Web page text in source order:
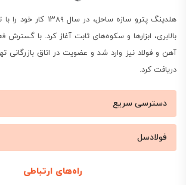
هلدینگ پترو سازه ساحل،
بالابری، ابزارها و سکوه‌های ثابت آغاز کرد. با
آهن و فولاد نیز وارد شد و عضویت در اتاق بازرگانی
دریافت کرد.
دسترسی سریع
فولادسل
راه‌های ارتباطی